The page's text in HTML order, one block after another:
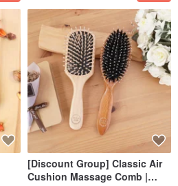
[Discount Group] Classic Air
Cushion Massage Comb |